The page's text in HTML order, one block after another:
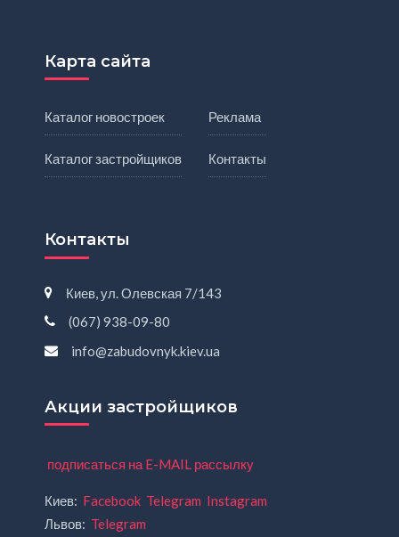
Карта сайта
Каталог новостроек
Каталог застройщиков
Реклама
Контакты
Контакты
Киев, ул. Олевская 7/143
(067) 938-09-80
info@zabudovnyk.kiev.ua
Акции застройщиков
подписаться на E-MAIL рассылку
Киев: Facebook Telegram Instagram
Львов: Telegram